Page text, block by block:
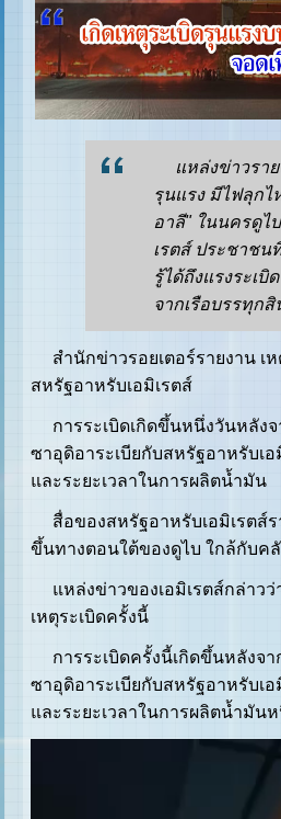
แหล่งข่าวราย
รุนแรง มีไฟลุกไ
อาลี" ในนครดูไ
เรตส์ ประชาชน
รู้ได้ถึงแรงระเ
จากเรือบรรทุก
สำนักข่าวรอยเตอร์รายงาน เห
สหรัฐอาหรับเอมิเรตส์
การระเบิดเกิดขึ้นหนึ่งวันหลังจ
ซาอุดิอาระเบียกับสหรัฐอาหรับเ
และระยะเวลาในการผลิตน้ำมัน
สื่อของสหรัฐอาหรับเอมิเรตส์ร
ขึ้นทางตอนใต้ของดูไบ ใกล้กับคลั
แหล่งข่าวของเอมิเรตส์กล่าวว่
เหตุระเบิดครั้งนี้
การระเบิดครั้งนี้เกิดขึ้นหลังจา
ซาอุดิอาระเบียกับสหรัฐอาหรับเ
และระยะเวลาในการผลิตน้ำมัน